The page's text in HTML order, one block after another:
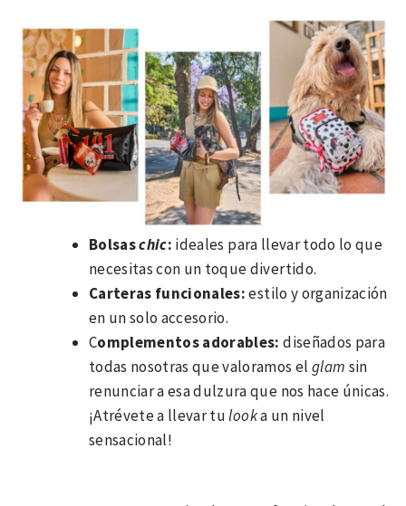
Bolsaschic: ideales para llevar todo lo que
necesitas con un toque divertido.
Carteras funcionales:estilo y organización
en un solo accesorio.
Complementos adorables: diseñados para
todas nosotras que valoramos el glam sin
renunciar a esa dulzura que nos hace únicas.
¡Atrévete a llevar tulooka un nivel
sensacional!